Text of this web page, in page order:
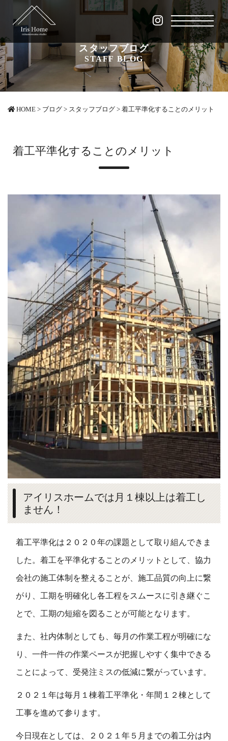
スタッフブログ
STAFF BLOG
HOME > ブログ > スタッフブログ > 着工平準化することのメリット
着工平準化することのメリット
アイリスホームでは月１棟以上は着工し
ません！
着工平準化は２０２０年の課題として取り組んできま
した。着工を平準化することのメリットとして、協力
会社の施工体制を整えることが、施工品質の向上に繋
がり、工期を明確化し各工程をスムースに引き継ぐこ
とで、工期の短縮を図ることが可能となります。
また、社内体制としても、毎月の作業工程が明確にな
り、一件一件の作業ペースが把握しやすく集中できる
ことによって、受発注ミスの低減に繋がっています。
２０２１年は毎月１棟着工平準化・年間１２棟として
工事を進めて参ります。
今日現在としては、２０２１年５月までの着工分は内